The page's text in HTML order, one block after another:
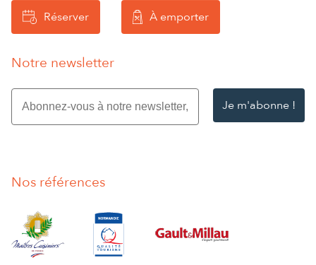
Réserver À emporter
Notre newsletter
Abonnez-
vous
à
votre
mail
Nos références